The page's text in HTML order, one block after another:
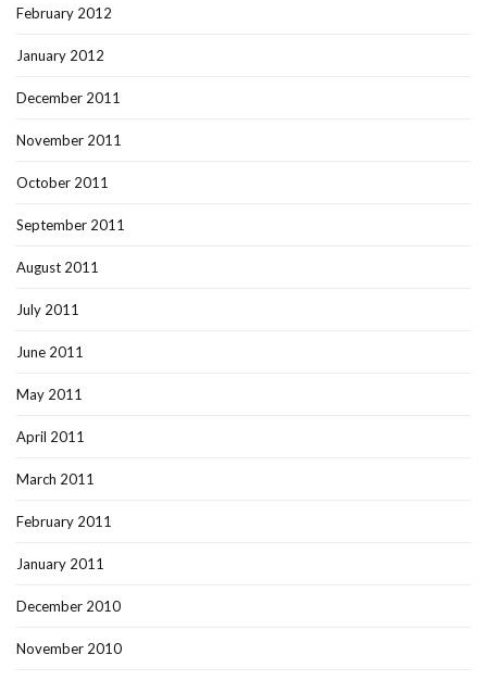
February 2012
January 2012
December 2011
November 2011
October 2011
September 2011
August 2011
July 2011
June 2011
May 2011
April 2011
March 2011
February 2011
January 2011
December 2010
November 2010